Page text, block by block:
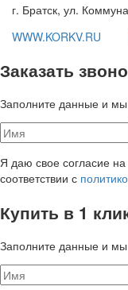
г. Братск, ул.
WWW.KORKV.RU
Заказать
Заполните данные и
Я даю свое согласие
соответствии с
Купить в 1
Заполните данные и